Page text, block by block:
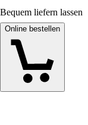
Bequem liefern lassen
Online bestellen